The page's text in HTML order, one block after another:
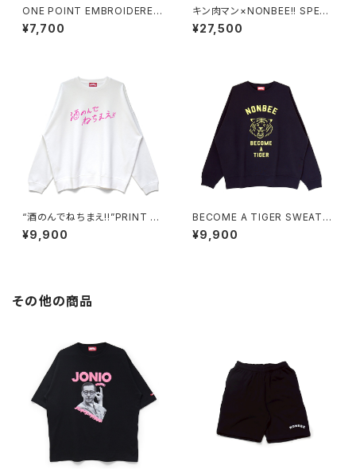
ONE POINT EMBROIDERED
“beer” MULTI BORDER HS
¥7,700
キン肉マン×NONBEE!! SPECI
AL COLLAB EMBROIDERED
SWEAT gray/colorful
¥27,500
“酒のんでねちまえ!!”PRINT S
WEAT white/pink
¥9,900
BECOME A TIGER SWEAT n
avy/pastel-yellow
¥9,900
その他の商品